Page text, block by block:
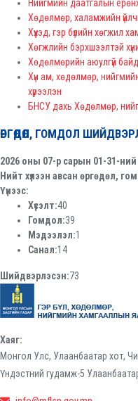
Нийгмийн даатгалын
Хөдөлмөр, халамжийн
Хүүхэд, гэр бүлийн хөгжил
Хөгжлийн бэрхшээлтэй
Хөдөлмөрийн аюулгүй
Хүн ам, хөдөлмөр,
хүрээлэн
БНСУ дахь Хөдөлмөр,
ӨРГӨДӨЛ, ГОМДОЛ
2026 оны 07-р сарын 01-31-
Нийт хүлээн авсан өргөдөл,
Үүнээс:
Хүсэлт:40
Гомдол:39
Мэдээлэл:1
Санал:14
Шийдвэрлэсэн:73
Хаяг:
Монгол Улс, Улаанбаатар хот,
Үндэстний гудамж-5